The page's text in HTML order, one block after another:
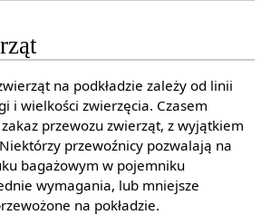
na podkładzie zależy od linii
i wielkości zwierzęcia. Czasem
przewozu zwierząt, z wyjątkiem
przewoźnicy pozwalają na
bagażowym w pojemniku
wymagania, lub mniejsze
na pokładzie.